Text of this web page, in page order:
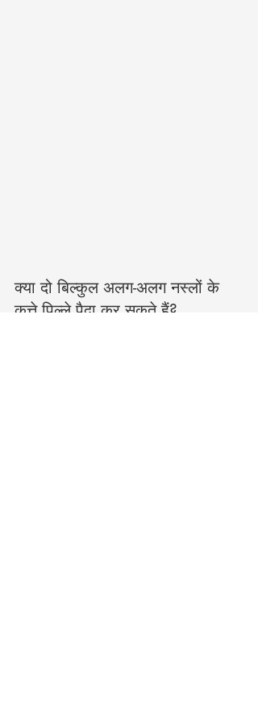
क्या दो बिल्कुल अलग-अलग नस्लों के
कुत्ते पिल्ले पैदा कर सकते हैं?